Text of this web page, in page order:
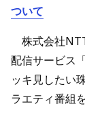
ついて
株式会社
配信サービス
ッキ見したい
ラエティ番組